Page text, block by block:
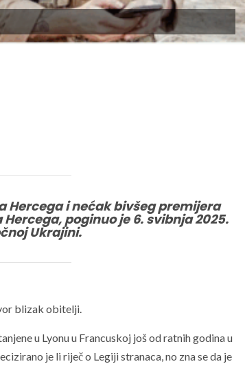
Hercega i nećak bivšeg premijera
poginuo je 6. svibnja 2025.
Ukrajini.
blizak obitelji.
u Lyonu u Francuskoj još od ratnih godina u
je li riječ o Legiji stranaca, no zna se da je